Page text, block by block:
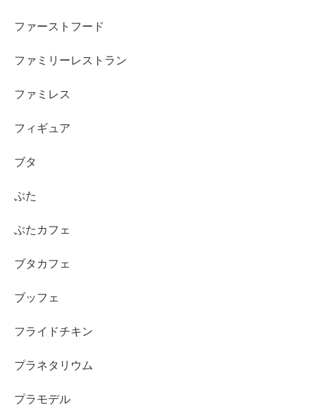
ファーストフード
ファミリーレストラン
ファミレス
フィギュア
ブタ
ぶた
ぶたカフェ
ブタカフェ
ブッフェ
フライドチキン
プラネタリウム
プラモデル